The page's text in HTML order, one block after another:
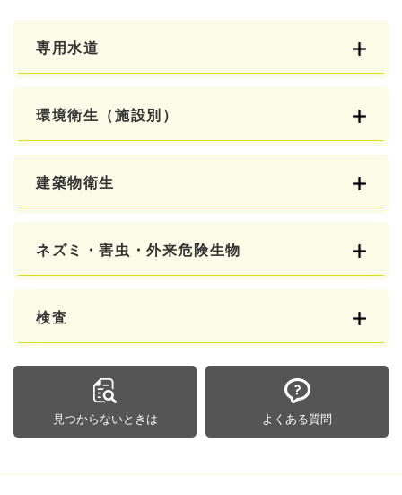
専用水道
環境衛生（施設別）
建築物衛生
ネズミ・害虫・外来危険生物
検査
見つからないときは よくある質問